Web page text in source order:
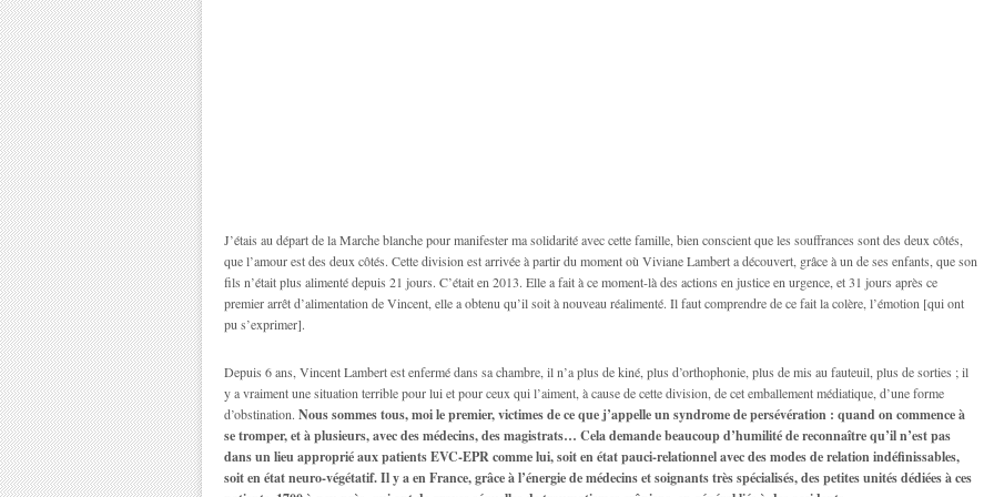
J’étais au départ de la Marche blanche pour manifester ma solidarité avec cette famille, bien conscient que les souffrances sont des deux côtés,
que l’amour est des deux côtés. Cette division est arrivée à partir du moment où Viviane Lambert a découvert, grâce à un de ses enfants, que son
fils n’était plus alimenté depuis 21 jours. C’était en 2013. Elle a fait à ce moment-là des actions en justice en urgence, et 31 jours après ce
premier arrêt d’alimentation de Vincent, elle a obtenu qu’il soit à nouveau réalimenté. Il faut comprendre de ce fait la colère, l’émotion [qui ont
pu s’exprimer].
Depuis 6 ans, Vincent Lambert est enfermé dans sa chambre, il n’a plus de kiné, plus d’orthophonie, plus de mis au fauteuil, plus de sorties ; il
y a vraiment une situation terrible pour lui et pour ceux qui l’aiment, à cause de cette division, de cet emballement médiatique, d’une forme
d’obstination. Nous sommes tous, moi le premier, victimes de ce que j’appelle un syndrome de persévération : quand on commence à
se tromper, et à plusieurs, avec des médecins, des magistrats… Cela demande beaucoup d’humilité de reconnaître qu’il n’est pas
dans un lieu approprié aux patients EVC-EPR comme lui, soit en état pauci-relationnel avec des modes de relation indéfinissables,
soit en état neuro-végétatif. Il y a en France, grâce à l’énergie de médecins et soignants très spécialisés, des petites unités dédiées à ces